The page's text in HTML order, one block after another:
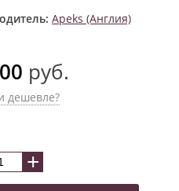
Apeks (Англия)
руб.
дешевле?
+